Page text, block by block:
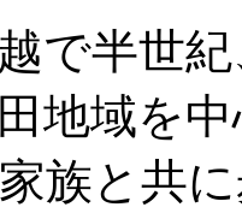
で半世
地域を
族と共